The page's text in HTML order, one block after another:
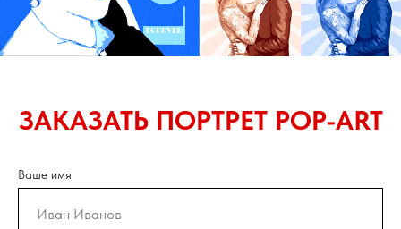
ЗАКАЗАТЬ ПОРТРЕТ POP-ART
Ваше имя